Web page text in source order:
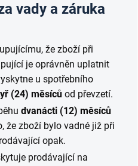
vady a záruka
že zboží při
je oprávněn uplatnit
u spotřebního
(24) měsíců od převzetí.
dvanácti (12) měsíců
že zboží bylo vadné již při
opak.
prodávající na